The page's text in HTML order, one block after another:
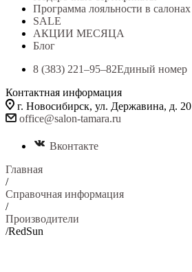
Программа лояльности в салонах
SALE
АКЦИИ МЕСЯЦА
Блог
8 (383) 221‒95‒82Единый номер
Контактная информация
г. Новосибирск, ул. Державина, д. 20
office@salon-tamara.ru
Вконтакте
Главная
/
Справочная информация
/
Производители
/RedSun